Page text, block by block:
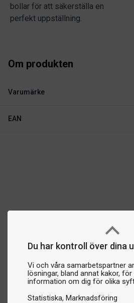
Du har kontroll över dina
Vi och våra samarbetspartner
lösningar, bland annat kakor,
information om dig för olika
Statistiska Marknadsföring
bollar för att säkerställa en
perfekt uppställning.
Om produkten
Varumärke
EAN